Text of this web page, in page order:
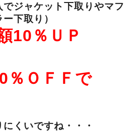
でジャケット下取りやマフ
下取り）
10％ＵＰ
％ＯＦＦで
くいですね・・・